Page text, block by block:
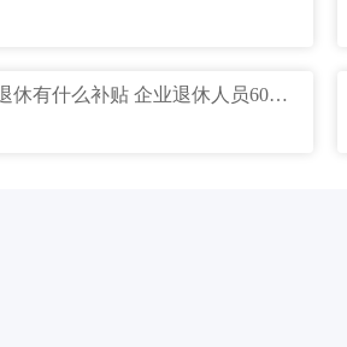
企业65岁退休有什么补贴 企业退休人员60周岁补钱吗